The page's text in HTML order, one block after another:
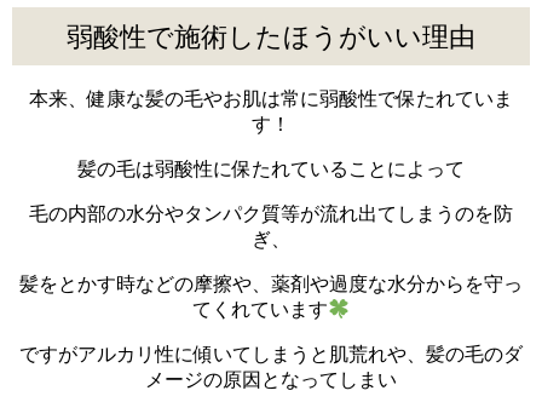
弱酸性で施術したほうがいい理由
本来、健康な髪の毛やお肌は常に弱酸性で保たれていま
す！
髪の毛は弱酸性に保たれていることによって
毛の内部の水分やタンパク質等が流れ出てしまうのを防
ぎ、
髪をとかす時などの摩擦や、薬剤や過度な水分からを守っ
てくれています
ですがアルカリ性に傾いてしまうと肌荒れや、髪の毛のダ
メージの原因となってしまい